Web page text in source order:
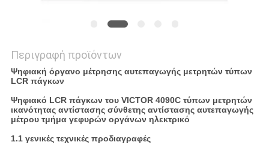
Περιγραφή προϊόντων
Ψηφιακή όργανο μέτρησης αυτεπαγωγής μετρητών τύπων
LCR πάγκων
Ψηφιακό LCR πάγκων του VICTOR 4090C τύπων μετρητών
ικανότητας αντίστασης σύνθετης αντίστασης αυτεπαγωγής
μέτρου τμήμα γεφυρών οργάνων ηλεκτρικό
1.1 γενικές τεχνικές προδιαγραφές